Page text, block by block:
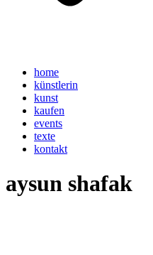
home
künstlerin
kunst
kaufen
events
texte
kontakt
aysun shafak